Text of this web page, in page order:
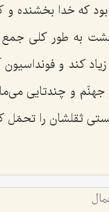
که خدا بخشنده و
به طور کلی
کند و
و چندتایی
ثقلشان را تحمّل